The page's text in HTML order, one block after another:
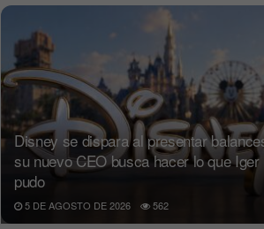
Disney se dispara al presentar
su nuevo CEO busca hacer lo que Iger
pudo
5 DE AGOSTO DE 2026 562